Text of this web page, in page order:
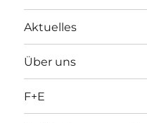
Aktuelles
Über uns
F+E